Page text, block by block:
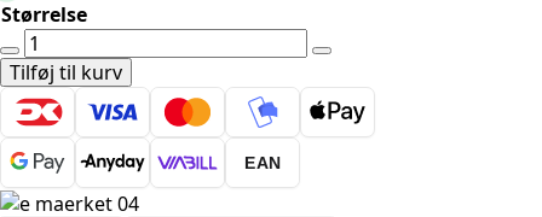
Størrelse
Udendørstæppe
-
Desert
1302
Beige
antal
Tilføj til kurv
EAN